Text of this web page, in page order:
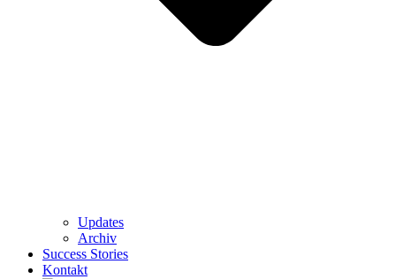
Updates
Archiv
Success Stories
Kontakt